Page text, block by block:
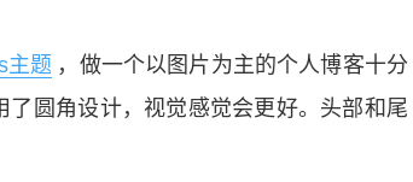
主题 ，做一个以图片为主的个人博客十分
圆角设计，视觉感觉会更好。头部和尾